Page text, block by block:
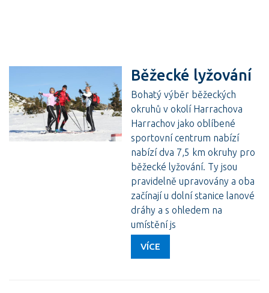
Běžecké lyžování
Bohatý výběr běžeckých
okruhů v okolí Harrachova
Harrachov jako oblíbené
sportovní centrum nabízí
nabízí dva 7,5 km okruhy pro
běžecké lyžování. Ty jsou
pravidelně upravovány a oba
začínají u dolní stanice lanové
dráhy a s ohledem na
umístění js
VÍCE